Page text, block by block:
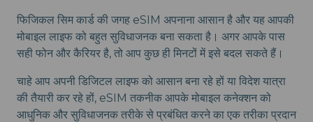
फिजिकल सिम कार्ड की जगह eSIM अपनाना आसान है और यह आपकी
मोबाइल लाइफ को बहुत सुविधाजनक बना सकता है। अगर आपके पास
सही फोन और कैरियर है, तो आप कुछ ही मिनटों में इसे बदल सकते हैं।
चाहे आप अपनी डिजिटल लाइफ को आसान बना रहे हों या विदेश यात्रा
की तैयारी कर रहे हों, eSIM तकनीक आपके मोबाइल कनेक्शन को
आधुनिक और सुविधाजनक तरीके से प्रबंधित करने का एक तरीका प्रदान